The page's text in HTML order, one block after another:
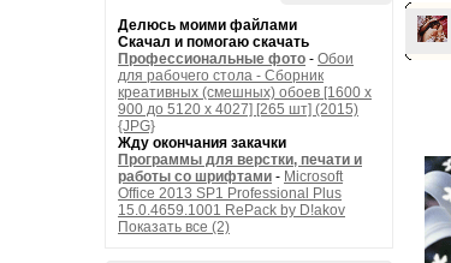
Делюсь моими файлами
Скачал и помогаю скачать
Профессиональные фото - Обои
для рабочего стола - Сборник
креативных (смешных) обоев [1600 x
900 до 5120 x 4027] [265 шт] (2015)
{JPG}
Жду окончания закачки
Программы для верстки, печати и
работы со шрифтами - Microsoft
Office 2013 SP1 Professional Plus
15.0.4659.1001 RePack by D!akov
Показать все (2)